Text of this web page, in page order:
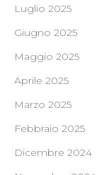
Luglio 2025
Giugno 2025
Maggio 2025
Aprile 2025
Marzo 2025
Febbraio 2025
Dicembre 2024